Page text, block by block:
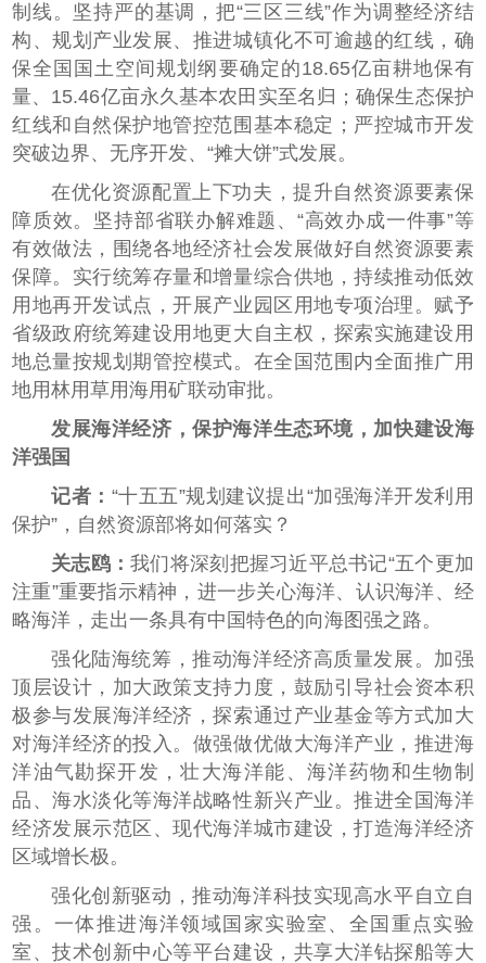
制线。坚持严的基调，把“三区三线”作为调整经济结
构、规划产业发展、推进城镇化不可逾越的红线，确
保全国国土空间规划纲要确定的18.65亿亩耕地保有
量、15.46亿亩永久基本农田实至名归；确保生态保护
红线和自然保护地管控范围基本稳定；严控城市开发
突破边界、无序开发、“摊大饼”式发展。
在优化资源配置上下功夫，提升自然资源要素保
障质效。坚持部省联办解难题、“高效办成一件事”等
有效做法，围绕各地经济社会发展做好自然资源要素
保障。实行统筹存量和增量综合供地，持续推动低效
用地再开发试点，开展产业园区用地专项治理。赋予
省级政府统筹建设用地更大自主权，探索实施建设用
地总量按规划期管控模式。在全国范围内全面推广用
地用林用草用海用矿联动审批。
发展海洋经济，保护海洋生态环境，加快建设海
洋强国
记者： “十五五”规划建议提出“加强海洋开发利用
保护”，自然资源部将如何落实？
关志鸥：我们将深刻把握习近平总书记“五个更加
注重”重要指示精神，进一步关心海洋、认识海洋、经
略海洋，走出一条具有中国特色的向海图强之路。
强化陆海统筹，推动海洋经济高质量发展。加强
顶层设计，加大政策支持力度，鼓励引导社会资本积
极参与发展海洋经济，探索通过产业基金等方式加大
对海洋经济的投入。做强做优做大海洋产业，推进海
洋油气勘探开发，壮大海洋能、海洋药物和生物制
品、海水淡化等海洋战略性新兴产业。推进全国海洋
经济发展示范区、现代海洋城市建设，打造海洋经济
区域增长极。
强化创新驱动，推动海洋科技实现高水平自立自
强。一体推进海洋领域国家实验室、全国重点实验
室、技术创新中心等平台建设，共享大洋钻探船等大